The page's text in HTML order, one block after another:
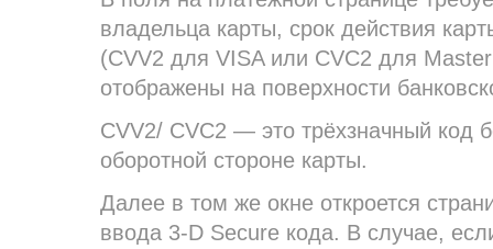
владельца карты, срок действия
(CVV2 для VISA или CVC2 для
отображены на поверхности
CVV2/ CVC2 — это трёхзначный код
оборотной стороне карты.
Далее в том же окне откроется
ввода 3-D Secure кода. В случае,